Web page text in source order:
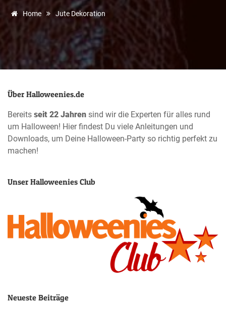
Home Jute Dekoration
Über Halloweenies.de
Bereits seit 22 Jahren sind wir die Experten für alles rund
um Halloween! Hier findest Du viele Anleitungen und
Downloads, um Deine Halloween-Party so richtig perfekt zu
machen!
Unser Halloweenies Club
Neueste Beiträge